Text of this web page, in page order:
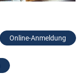
Online-Anmeldung